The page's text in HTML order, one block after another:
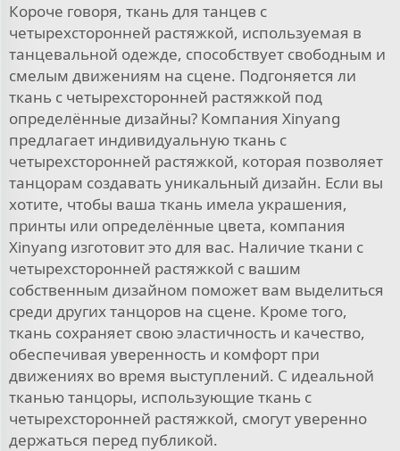
Короче говоря, ткань для танцев с
четырехсторонней растяжкой, используемая в
танцевальной одежде, способствует свободным и
смелым движениям на сцене. Подгоняется ли
ткань с четырехсторонней растяжкой под
определённые дизайны? Компания Xinyang
предлагает индивидуальную ткань с
четырехсторонней растяжкой, которая позволяет
танцорам создавать уникальный дизайн. Если вы
хотите, чтобы ваша ткань имела украшения,
принты или определённые цвета, компания
Xinyang изготовит это для вас. Наличие ткани с
четырехсторонней растяжкой с вашим
собственным дизайном поможет вам выделиться
среди других танцоров на сцене. Кроме того,
ткань сохраняет свою эластичность и качество,
обеспечивая уверенность и комфорт при
движениях во время выступлений. С идеальной
тканью танцоры, использующие ткань с
четырехсторонней растяжкой, смогут уверенно
держаться перед публикой.